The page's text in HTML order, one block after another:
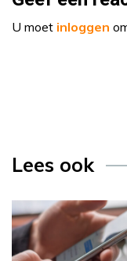
U moet inloggen
Lees ook